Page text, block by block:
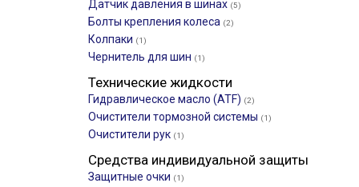
Датчик давления в шинах (5)
Болты крепления колеса (2)
Колпаки (1)
Чернитель для шин (1)
Технические жидкости
Гидравлическое масло (ATF) (2)
Очистители тормозной системы (1)
Очистители рук (1)
Средства индивидуальной защиты
Защитные очки (1)